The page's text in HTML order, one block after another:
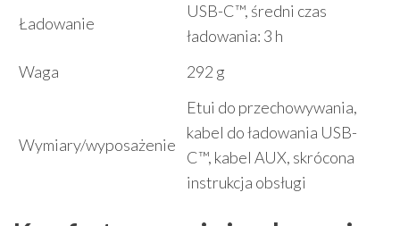
Ładowanie
USB-C™, średni czas
ładowania: 3 h
Waga
292 g
Wymiary/wyposażenie
Etui do przechowywania,
kabel do ładowania USB-
C™, kabel AUX, skrócona
instrukcja obsługi